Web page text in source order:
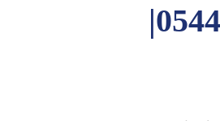
شركة صيانة عامة في الشارقة |0544026642|